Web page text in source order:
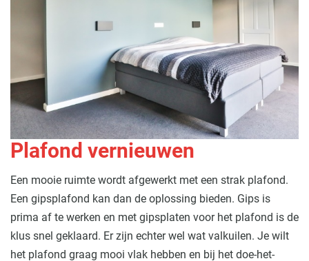
Plafond vernieuwen
Een mooie ruimte wordt afgewerkt met een strak plafond.
Een gipsplafond kan dan de oplossing bieden. Gips is
prima af te werken en met gipsplaten voor het plafond is de
klus snel geklaard. Er zijn echter wel wat valkuilen. Je wilt
het plafond graag mooi vlak hebben en bij het doe-het-